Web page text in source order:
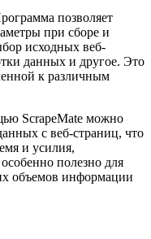
позволяет
при сборе и
исходных веб-
данных и другое. Это
к различным
ScrapeMate можно
с веб-страниц, что
и усилия,
полезно для
объемов информации